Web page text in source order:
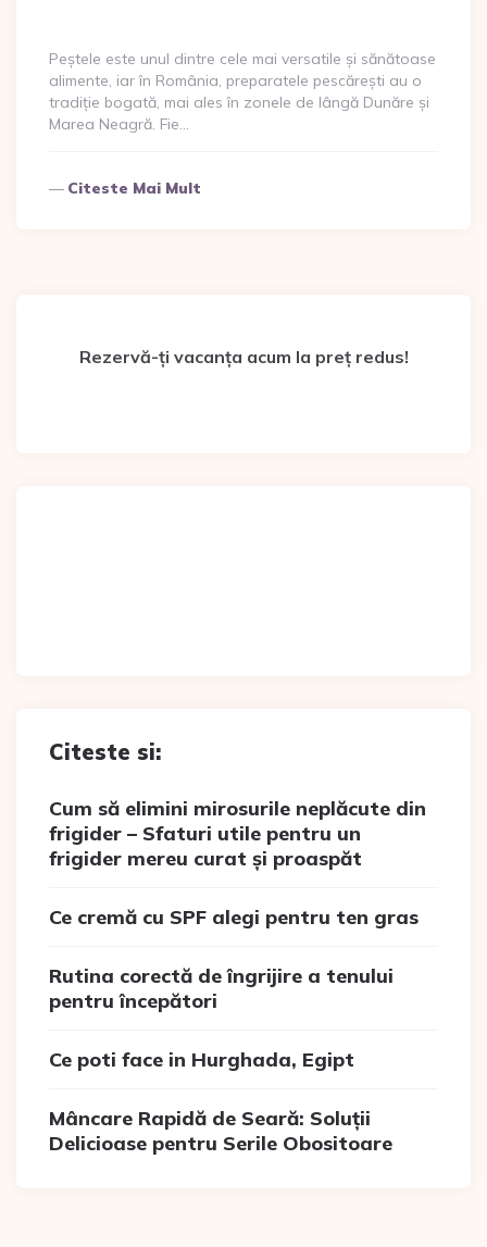
Peștele este unul dintre cele mai versatile și sănătoase
alimente, iar în România, preparatele pescărești au o
tradiție bogată, mai ales în zonele de lângă Dunăre și
Marea Neagră. Fie…
Citeste Mai Mult
Rezervă-ți vacanța acum la preț redus!
Citeste si:
Cum să elimini mirosurile neplăcute din
frigider – Sfaturi utile pentru un
frigider mereu curat și proaspăt
Ce cremă cu SPF alegi pentru ten gras
Rutina corectă de îngrijire a tenului
pentru începători
Ce poti face in Hurghada, Egipt
Mâncare Rapidă de Seară: Soluții
Delicioase pentru Serile Obositoare